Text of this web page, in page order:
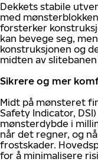
Dekkets stabile
med
forsterker
kan bevege seg,
konstruksjonen og
midten av
Sikrere og mer
Midt på mønsteret
Safety Indicator,
mønsterdybde i
når det regner, og
frostskader.
for å minimalisere